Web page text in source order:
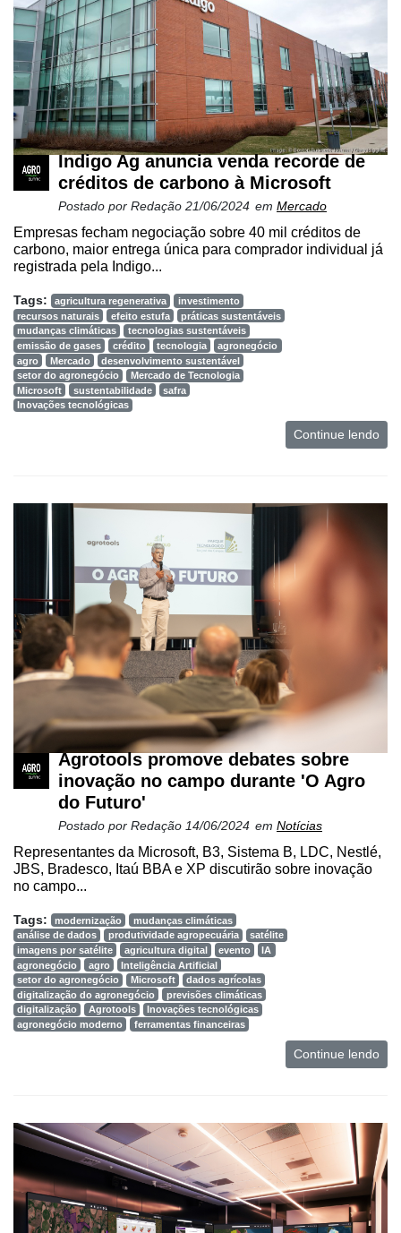
Indigo Ag anuncia venda recorde de
créditos de carbono à Microsoft
Postado por Redação 21/06/2024 em Mercado
Empresas fecham negociação sobre 40 mil créditos de
carbono, maior entrega única para comprador individual já
registrada pela Indigo...
Tags: agricultura regenerativa
investimento
recursos naturais
efeito estufa
práticas sustentáveis
mudanças climáticas
tecnologias sustentáveis
emissão de gases
crédito tecnologia
agronegócio
agro
Mercado
desenvolvimento sustentável
setor do agronegócio
Mercado de Tecnologia
Microsoft
sustentabilidade
safra
Inovações tecnológicas
Continue lendo
Agrotools promove debates sobre
inovação no campo durante 'O Agro
do Futuro'
Postado por Redação 14/06/2024 em Notícias
Representantes da Microsoft, B3, Sistema B, LDC, Nestlé,
JBS, Bradesco, Itaú BBA e XP discutirão sobre inovação
no campo...
Tags: modernização
mudanças climáticas
análise de dados
produtividade agropecuária
satélite
imagens por satélite
agricultura digital evento
IA
agronegócio
agro
Inteligência Artificial
setor do agronegócio
Microsoft
dados agrícolas
digitalização do agronegócio
previsões climáticas
digitalização
Agrotools
Inovações tecnológicas
agronegócio moderno
ferramentas financeiras
Continue lendo